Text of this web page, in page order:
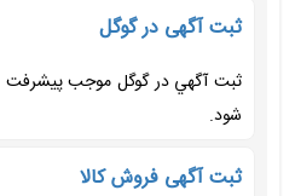
ثبت آگهی در گوگل
ثبت آگهي در گوگل موجب پيشرفت
شود.
ثبت آگهی فروش کالا